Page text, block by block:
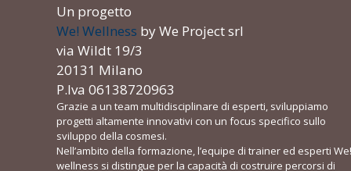
Un progetto
We! Wellness by We Project srl
via Wildt 19/3
20131 Milano
P.Iva 06138720963
Grazie a un team multidisciplinare di esperti, sviluppiamo
progetti altamente innovativi con un focus specifico sullo
sviluppo della cosmesi.
Nell’ambito della formazione, l’equipe di trainer ed esperti We!
wellness si distingue per la capacità di costruire percorsi di